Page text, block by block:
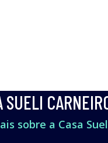
SUELI
sobre a Casa